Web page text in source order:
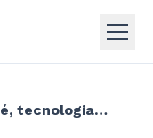
Agricultura 4.0: o que é, tecnologias, características e mais